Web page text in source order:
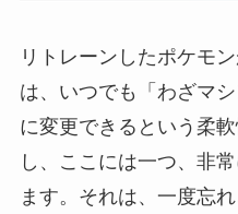
リトレーンしたポケモ
は、いつでも「わざマ
に変更できるという柔
し、ここには一つ、非
ます。それは、一度忘